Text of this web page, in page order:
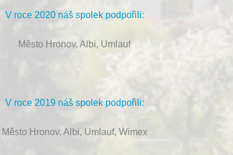
V roce 2020 náš spolek podpořili:
Město Hronov, Albi, Umlauf
V roce 2019 náš spolek podpořili:
Město Hronov, Albi, Umlauf, Wimex